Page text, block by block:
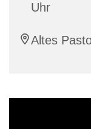
Uhr
Altes